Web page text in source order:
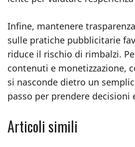
Infine, mantenere
sulle pratiche pubblicitarie
riduce il rischio di rimbalzi.
contenuti e monetizzazione,
si nasconde dietro un
passo per prendere decisioni
Articoli simili